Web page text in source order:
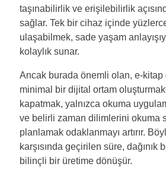
taşınabilirlik ve erişilebilirlik
sağlar. Tek bir cihaz içinde
ulaşabilmek, sade yaşam
kolaylık sunar.
Ancak burada önemli olan, e-kitap
minimal bir dijital ortam
kapatmak, yalnızca okuma
ve belirli zaman dilimlerini okuma
planlamak odaklanmayı artırır.
karşısında geçirilen süre, dağınık
bilinçli bir üretime dönüşür.